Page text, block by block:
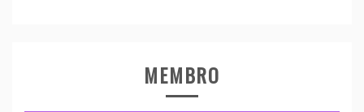
MEMBRO